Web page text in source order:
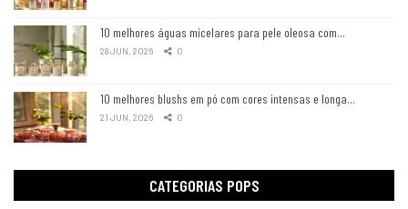
10 melhores águas micelares para pele oleosa com…
28 JUN, 2026 0
10 melhores blushs em pó com cores intensas e longa…
21 JUN, 2026 0
CATEGORIAS POPS